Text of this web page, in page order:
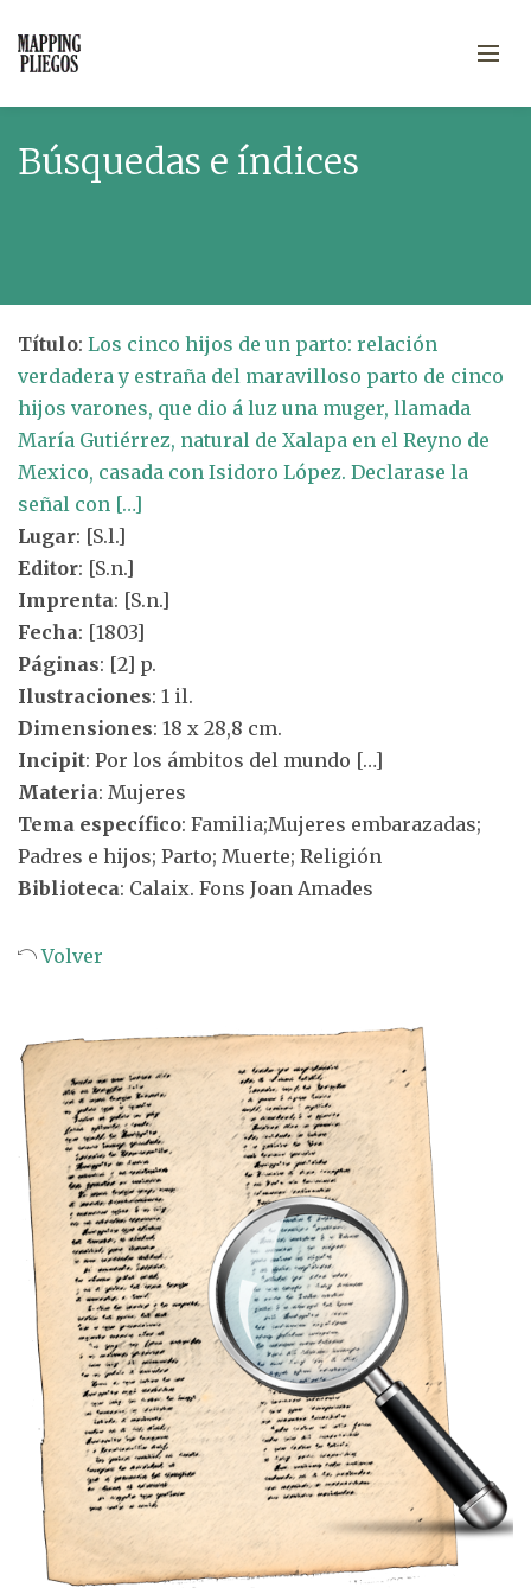
Búsquedas e índices
Título: Los cinco hijos de un parto: relación
verdadera y estraña del maravilloso parto de cinco
hijos varones, que dio á luz una muger, llamada
María Gutiérrez, natural de Xalapa en el Reyno de
Mexico, casada con Isidoro López. Declarase la
señal con […]
Lugar: [S.l.]
Editor: [S.n.]
Imprenta: [S.n.]
Fecha: [1803]
Páginas: [2] p.
Ilustraciones: 1 il.
Dimensiones: 18 x 28,8 cm.
Incipit: Por los ámbitos del mundo […]
Materia: Mujeres
Tema específico: Familia;Mujeres embarazadas;
Padres e hijos; Parto; Muerte; Religión
Biblioteca: Calaix. Fons Joan Amades
Volver